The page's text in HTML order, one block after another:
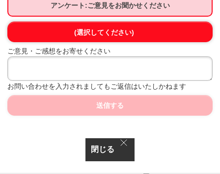
アンケート:ご意見をお聞かせください
(選択してください)
ご意見・ご感想をお寄せください
お問い合わせを入力されましてもご返信はいたしかねます
送信する
閉じる